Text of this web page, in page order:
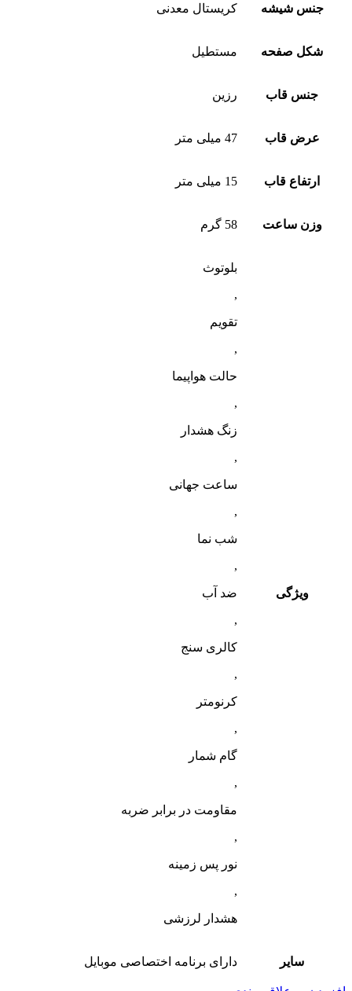
جنس شیشه کریستال معدنی
شکل صفحه مستطیل
جنس قاب رزین
عرض قاب 47 میلی متر
ارتفاع قاب 15 میلی متر
وزن ساعت 58 گرم
ویژگی
بلوتوث
,
تقویم
,
حالت هواپیما
,
زنگ هشدار
,
ساعت جهانی
,
شب‌ نما
,
ضد آب
,
کالری سنج
,
کرنومتر
,
گام شمار
,
مقاومت در برابر ضربه
,
نور پس زمینه
,
هشدار لرزشی
سایر دارای برنامه اختصاصی موبایل